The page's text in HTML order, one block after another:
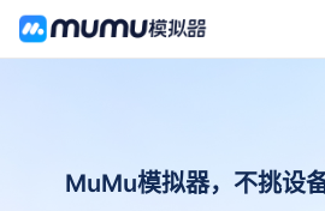
MuMu模拟器，不挑设